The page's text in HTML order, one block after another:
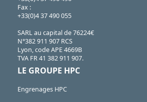
Fax :
+33(0)4 37 490 055
SARL au capital de 76224€
N°382 911 907 RCS
Lyon, code APE 4669B
TVA FR 41 382 911 907.
LE GROUPE HPC
Engrenages HPC